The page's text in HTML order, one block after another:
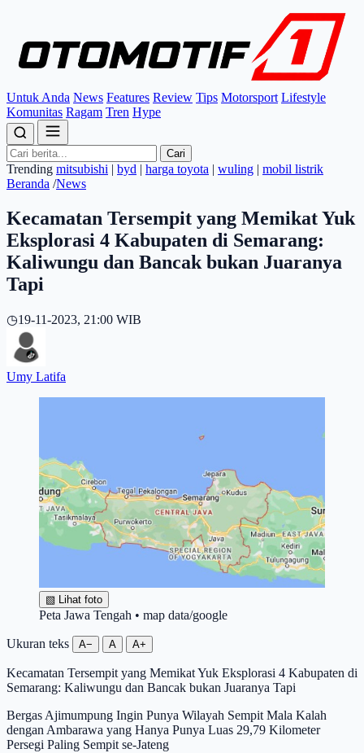
Untuk Anda News Features Review Tips Motorsport Lifestyle
Komunitas Ragam Tren Hype
Cari
Trending mitsubishi | byd | harga toyota | wuling | mobil listrik
Beranda /News
Kecamatan Tersempit yang Memikat Yuk
Eksplorasi 4 Kabupaten di Semarang:
Kaliwungu dan Bancak bukan Juaranya
Tapi
◷19-11-2023, 21:00 WIB
Umy Latifa
▧ Lihat foto
Peta Jawa Tengah • map data/google
Ukuran teks A− A A+
Kecamatan Tersempit yang Memikat Yuk Eksplorasi 4 Kabupaten di
Semarang: Kaliwungu dan Bancak bukan Juaranya Tapi
Bergas Ajimumpung Ingin Punya Wilayah Sempit Mala Kalah
dengan Ambarawa yang Hanya Punya Luas 29,79 Kilometer
Persegi Paling Sempit se-Jateng